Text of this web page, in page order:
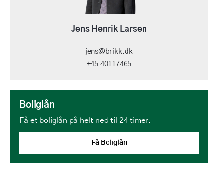
Jens Henrik Larsen
jens@brikk.dk
+45 40117465
Boliglån
Få et boliglån på helt ned til 24 timer.
Få Boliglån